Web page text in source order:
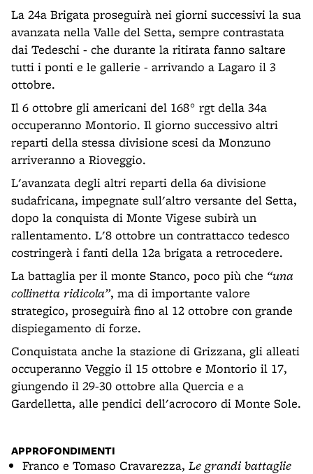
La 24a Brigata proseguirà nei giorni successivi la sua
avanzata nella Valle del Setta, sempre contrastata
dai Tedeschi - che durante la ritirata fanno saltare
tutti i ponti e le gallerie - arrivando a Lagaro il 3
ottobre.
Il 6 ottobre gli americani del 168° rgt della 34a
occuperanno Montorio. Il giorno successivo altri
reparti della stessa divisione scesi da Monzuno
arriveranno a Rioveggio.
L'avanzata degli altri reparti della 6a divisione
sudafricana, impegnate sull'altro versante del Setta,
dopo la conquista di Monte Vigese subirà un
rallentamento. L'8 ottobre un contrattacco tedesco
costringerà i fanti della 12a brigata a retrocedere.
La battaglia per il monte Stanco, poco più che “una
collinetta ridicola”, ma di importante valore
strategico, proseguirà fino al 12 ottobre con grande
dispiegamento di forze.
Conquistata anche la stazione di Grizzana, gli alleati
occuperanno Veggio il 15 ottobre e Montorio il 17,
giungendo il 29-30 ottobre alla Quercia e a
Gardelletta, alle pendici dell'acrocoro di Monte Sole.
APPROFONDIMENTI
Franco e Tomaso Cravarezza, Le grandi battaglie